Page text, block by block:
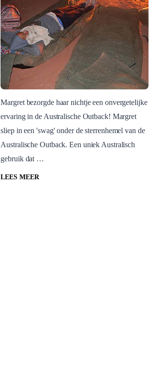
Australië
Slapen in een swag in de
Outback van Australië
Australië
Margret bezorgde haar nichtje een onvergetelijke
ervaring in de Australische Outback! Margret
sliep in een 'swag' onder de sterrenhemel van de
Australische Outback. Een uniek Australisch
gebruik dat …
LEES MEER